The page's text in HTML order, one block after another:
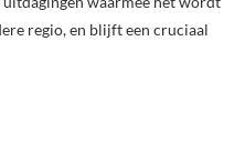
regio, en blijft een cruciaal